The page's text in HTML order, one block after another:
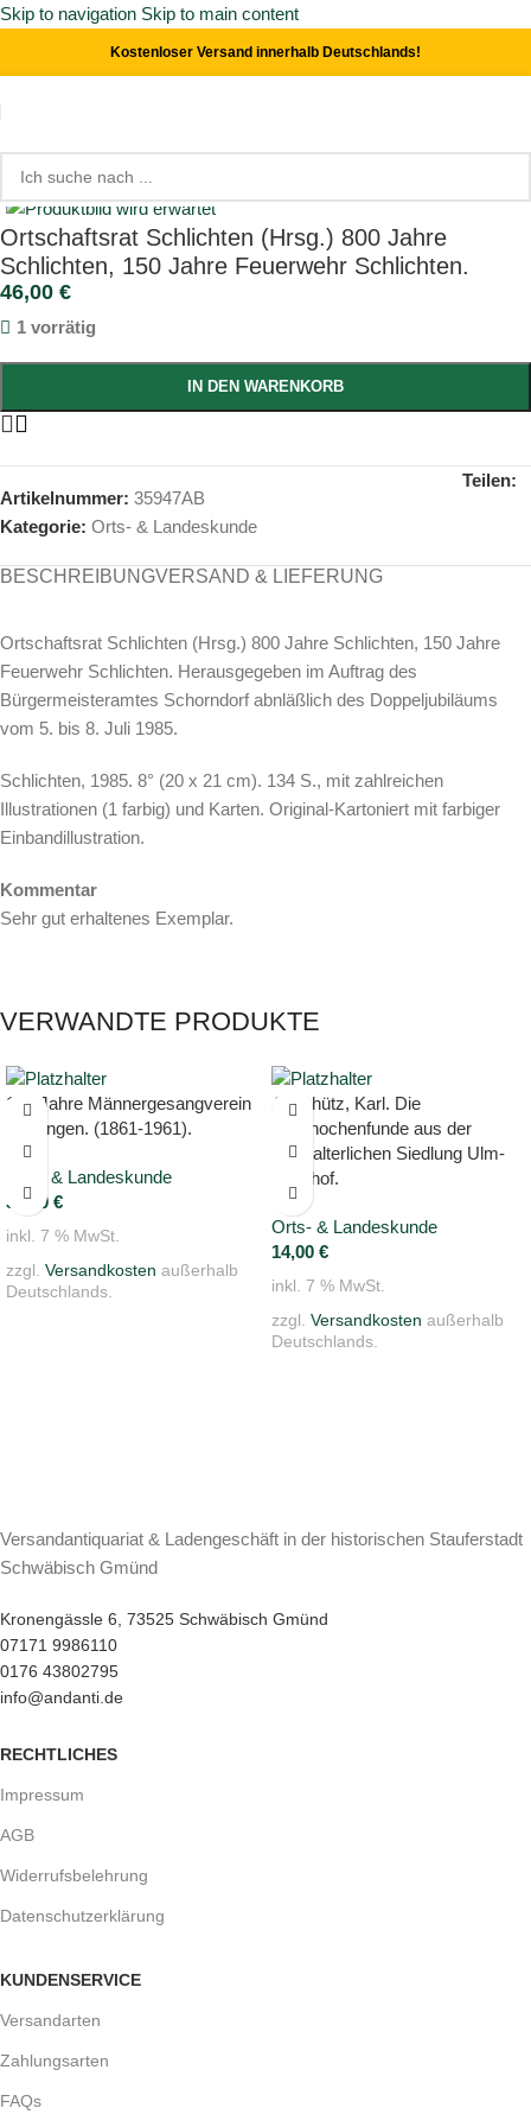
Skip to navigation Skip to main content
Kostenloser Versand innerhalb Deutschlands!
Start/ Orts- & Landeskunde
Click to enlarge
Ortschaftsrat Schlichten (Hrsg.) 800 Jahre
Schlichten, 150 Jahre Feuerwehr Schlichten.
46,00 €
1 vorrätig
IN DEN WARENKORB
Artikelnummer: 35947AB
Kategorie: Orts- & Landeskunde
Teilen:
BESCHREIBUNGVERSAND & LIEFERUNG
Ortschaftsrat Schlichten (Hrsg.) 800 Jahre Schlichten, 150 Jahre
Feuerwehr Schlichten. Herausgegeben im Auftrag des
Bürgermeisteramtes Schorndorf abnläßlich des Doppeljubiläums
vom 5. bis 8. Juli 1985.
Schlichten, 1985. 8° (20 x 21 cm). 134 S., mit zahlreichen
Illustrationen (1 farbig) und Karten. Original-Kartoniert mit farbiger
Einbandillustration.
Kommentar
Sehr gut erhaltenes Exemplar.
VERWANDTE PRODUKTE
100 Jahre Männergesangverein
Höpfingen. (1861-1961).
Orts- & Landeskunde
38,00 €
inkl. 7 % MwSt.
zzgl. Versandkosten außerhalb
Deutschlands.
Anschütz, Karl. Die
Tierknochenfunde aus der
mittelalterlichen Siedlung Ulm-
Weinhof.
Orts- & Landeskunde
14,00 €
inkl. 7 % MwSt.
zzgl. Versandkosten außerhalb
Deutschlands.
Versandantiquariat & Ladengeschäft in der historischen Stauferstadt
Schwäbisch Gmünd
Kronengässle 6, 73525 Schwäbisch Gmünd
07171 9986110
0176 43802795
info@andanti.de
RECHTLICHES
Impressum
AGB
Widerrufsbelehrung
Datenschutzerklärung
KUNDENSERVICE
Versandarten
Zahlungsarten
FAQs